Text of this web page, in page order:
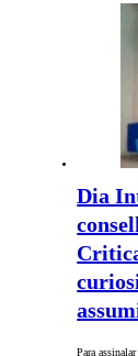
Dia
Para